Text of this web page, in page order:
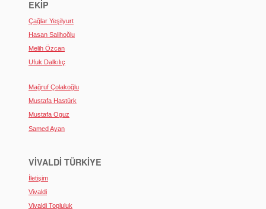
EKIP
Çağlar Yeşilyurt
Hasan Salihoğlu
Melih Özcan
Ufuk Dalkılıç
Mağruf Çolakoğlu
Mustafa Hastürk
Mustafa Oguz
Samed Ayan
VIVALDI TÜRKIYE
İletişim
Vivaldi
Vivaldi Topluluk